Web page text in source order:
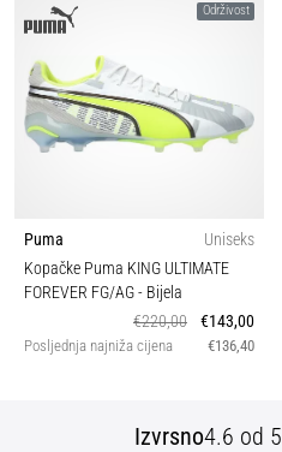
Održivost
Puma
Uniseks
Kopačke Puma KING ULTIMATE
FOREVER FG/AG- Bijela
€220,00
€143,00
Posljednja najniža cijena €136,40
Izvrsno4.6 od 5